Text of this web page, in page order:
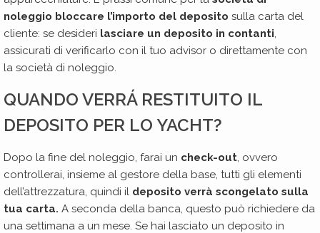
noleggio bloccare l’importo del deposito sulla carta del
cliente: se desideri lasciare un deposito in contanti
assicurati di verificarlo con il tuo advisor o direttamente con
la società di noleggio.
QUANDO VERRÁ RESTITUITO IL
DEPOSITO PER LO YACHT?
Dopo la fine del noleggio, farai un check-out , ovvero
controllerai, insieme al gestore della base, tutti gli elementi
dell’attrezzatura, quindi il deposito verrà scongelato sulla
tua carta. A seconda della banca, questo può richiedere da
una settimana a un mese. Se hai lasciato un deposito in